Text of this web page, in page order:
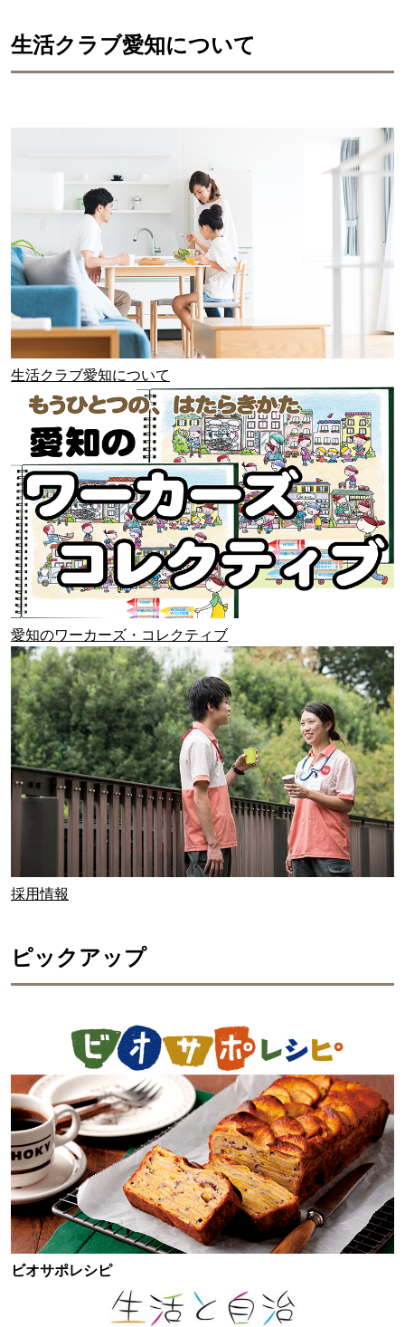
生活クラブ愛知について
生活クラブ愛知について
愛知のワーカーズ・コレクティブ
採用情報
ピックアップ
ビオサポレシピ